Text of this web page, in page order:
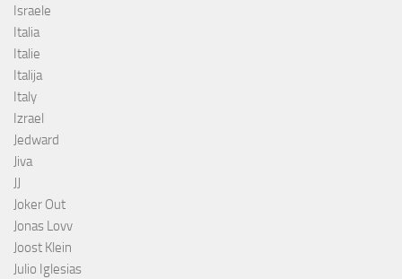
Israele
Italia
Italie
Italija
Italy
Izrael
Jedward
Jiva
JJ
Joker Out
Jonas Lovv
Joost Klein
Julio Iglesias